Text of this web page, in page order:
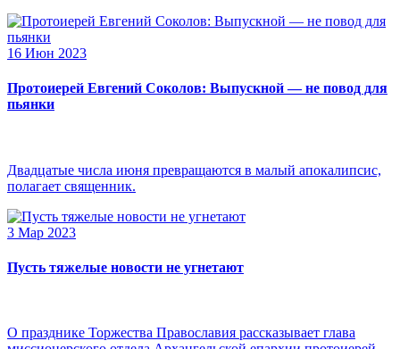
16 Июн 2023
Протоиерей Евгений Соколов: Выпускной — не повод для
пьянки
Двадцатые числа июня превращаются в малый апокалипсис,
полагает священник.
3 Мар 2023
Пусть тяжелые новости не угнетают
О празднике Торжества Православия рассказывает глава